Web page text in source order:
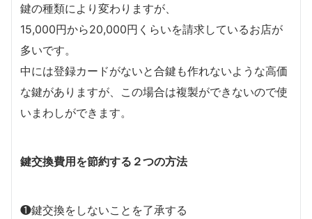
鍵の種類により変わりますが、
15,000円から20,000円くらいを請求しているお店が
多いです。
中には登録カードがないと合鍵も作れないような高価
な鍵がありますが、この場合は複製ができないので使
いまわしができます。
鍵交換費用を節約する２つの方法
❶鍵交換をしないことを了承する